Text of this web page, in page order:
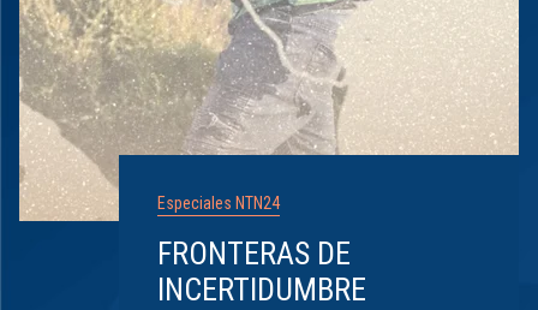
Especiales NTN24
FRONTERAS DE
INCERTIDUMBRE